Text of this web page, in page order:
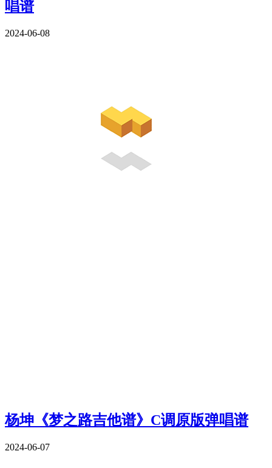
唱谱
2024-06-08
杨坤《梦之路吉他谱》C调原版弹唱谱
2024-06-07